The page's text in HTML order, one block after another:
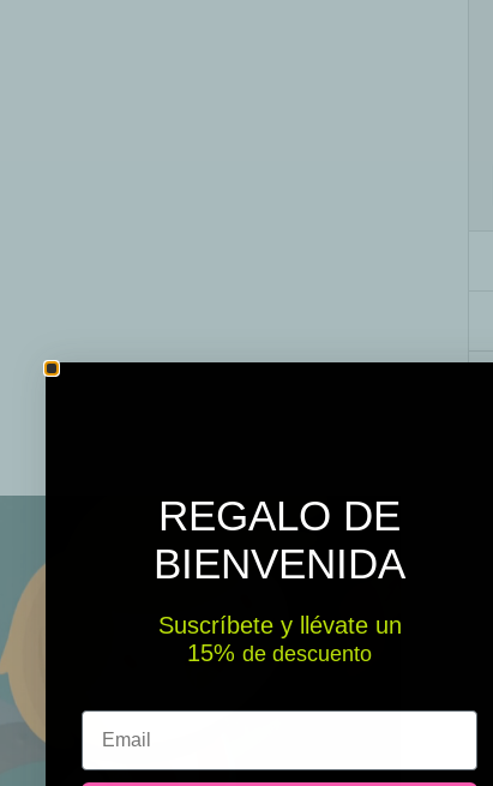
REGALO DE
BIENVENIDA
Suscríbete y llévate un
15% ​​ de descuento
Email